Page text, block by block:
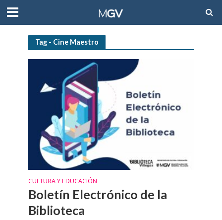
Tag - Cine Maestro
CULTURA Y EDUCACIÓN
Boletín Electrónico de la
Biblioteca